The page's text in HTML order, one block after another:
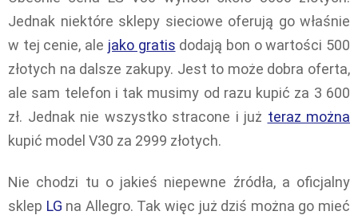
Jednak niektóre sklepy sieciowe oferują go właśnie
w tej cenie, ale jako gratis dodają bon o wartości 500
złotych na dalsze zakupy. Jest to może dobra oferta,
ale sam telefon i tak musimy od razu kupić za 3 600
zł. Jednak nie wszystko stracone i już teraz można
kupić model V30 za 2999 złotych.
Nie chodzi tu o jakieś niepewne źródła, a oficjalny
sklep LG na Allegro. Tak więc już dziś można go mieć